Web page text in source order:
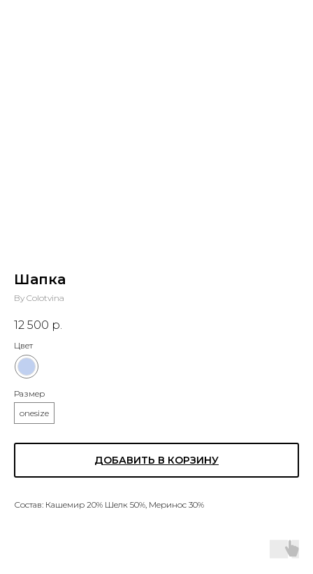
Шапка
By Colotvina
12 500 р.
Цвет
Размер
onesize
ДОБАВИТЬ В КОРЗИНУ
Состав: Кашемир 20% Шелк 50%, Меринос 30%